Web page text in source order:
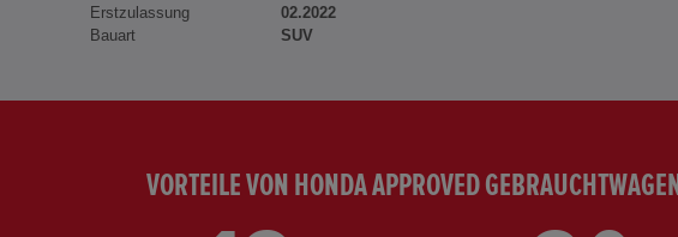
Erstzulassung
02.2022
Bauart
SUV
VORTEILE VON HONDA APPROVED GEBRAUCHTWAGEN